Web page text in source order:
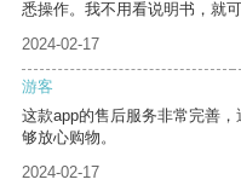
悉操作。我不用看说明书，就
2024-02-17
游客
这款app的售后服务非常完善
够放心购物。
2024-02-17